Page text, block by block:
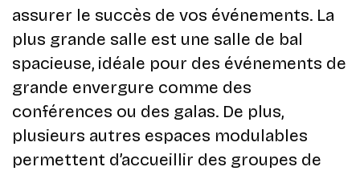
assurer le succès de vos événements. La
plus grande salle est une salle de bal
spacieuse, idéale pour des événements de
grande envergure comme des
conférences ou des galas. De plus,
plusieurs autres espaces modulables
permettent d’accueillir des groupes de